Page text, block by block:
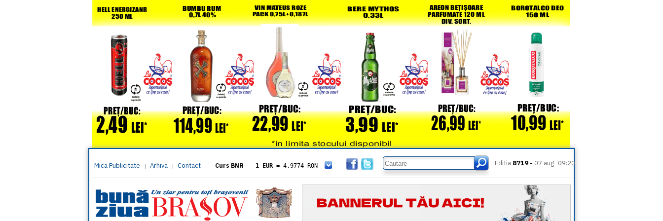
Mica Publicitate | Arhiva | Contact Curs BNR 1 EUR = 4.9774 RON
= 5.8304 RON
1 XAU= 464.4611 RON
1 AED= 1.1933 RON
1 AUD= 2.7957 RON
1 BGN= 2.5449 RON
Editia 8719 - 07 aug 09:20